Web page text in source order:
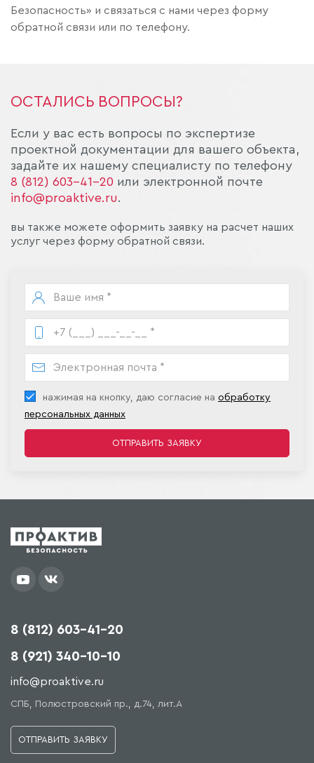
Безопасность» и связаться с нами через форму
обратной связи или по телефону.
ОСТАЛИСЬ ВОПРОСЫ?
Если у вас есть вопросы по экспертизе
проектной документации для вашего объекта,
задайте их нашему специалисту по телефону
8 (812) 603-41-20 или электронной почте
info@proaktive.ru.
вы также можете оформить заявку на расчет наших
услуг через форму обратной связи.
нажимая на кнопку, даю согласие на обработку
персональных данных
8 (812) 603-41-20
8 (921) 340-10-10
info@proaktive.ru
СПБ, Полюстровский пр., д.74, лит.А
ОТПРАВИТЬ ЗАЯВКУ